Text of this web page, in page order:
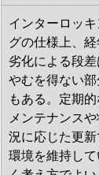
インターロッ
グの仕様上、
劣化による段差
やむを得ない部
もある。定期
メンテナンス
況に応じた更
環境を維持して